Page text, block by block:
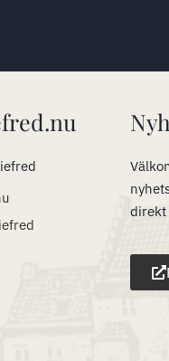
direkt